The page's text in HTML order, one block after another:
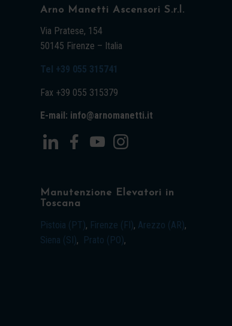
Arno Manetti Ascensori S.r.l.
Via Pratese, 154
50145 Firenze – Italia
Tel +39 055 315741
Fax +39 055 315379
E-mail: info@arnomanetti.it
Manutenzione Elevatori in
Toscana
Pistoia (PT), Firenze (FI), Arezzo (AR),
Siena (SI), Prato (PO),